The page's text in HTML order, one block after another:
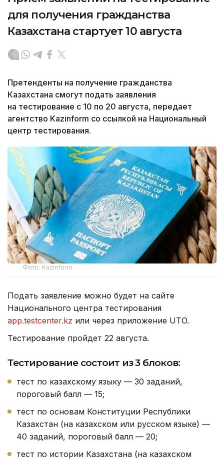
для получения гражданства
Казахстана стартует 10 августа
Претенденты на получение гражданства
Казахстана смогут подать заявления
на тестирование с 10 по 20 августа, передает
агентство Kazinform со ссылкой на Национальный
центр тестирования.
Фото: Kazinform
Подать заявление можно будет на сайте
Национального центра тестирования
app.testcenter.kz или через приложение UTO.
Тестирование пройдет 22 августа.
Тестирование состоит из 3 блоков:
тест по казахскому языку — 30 заданий,
пороговый балл — 15;
тест по основам Конституции Республики
Казахстан (на казахском или русском языке) —
40 заданий, пороговый балл — 20;
тест по истории Казахстана (на казахском